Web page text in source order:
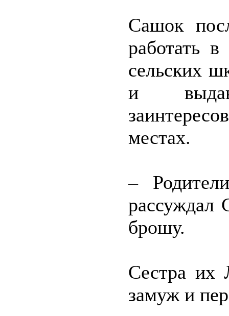
Сашок
работать в
сельских
и
местах.
–
рассуждал
брошу.
Сестра их
замуж и